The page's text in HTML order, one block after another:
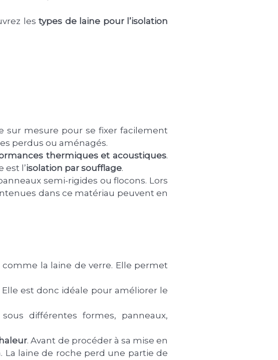
les types de laine pour l’isolation
sur mesure pour se fixer facilement
perdus ou aménagés.
thermiques et acoustiques.
l’isolation par soufflage.
semi-rigides ou flocons. Lors
dans ce matériau peuvent en
la laine de verre. Elle permet
est donc idéale pour améliorer le
différentes formes, panneaux,
. Avant de procéder à sa mise en
La laine de roche perd une partie de